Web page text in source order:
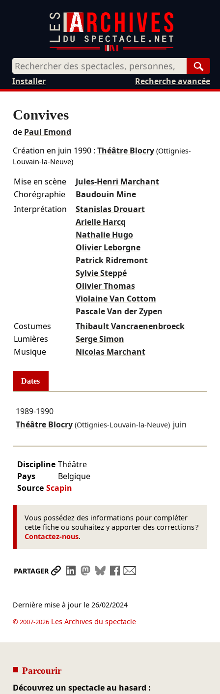
Recherche avancée
Installer
Convives
de Paul Emond
Création en juin 1990: Théâtre Blocry(Ottignies-
Louvain-la-Neuve)
Mise en scène
Jules-Henri Marchant
Chorégraphie
Baudouin Mine
Interprétation
Stanislas Drouart
Arielle Harcq
Nathalie Hugo
Olivier Leborgne
Patrick Ridremont
Sylvie Steppé
Olivier Thomas
Violaine Van Cottom
Pascale Van der Zypen
Costumes
Thibault Vancraenenbroeck
Lumières
Serge Simon
Musique
Nicolas Marchant
Dates
1989-1990
Théâtre Blocry(Ottignies-Louvain-la-Neuve) juin
Discipline Théâtre
Pays
Belgique
Source Scapin
Vous possédez des informations pour compléter
cette fiche ou souhaitez y apporter des corrections ?
Contactez-nous.
PARTAGER Partager le lien
Partager sur LinkedIn
Partager sur Mastodon
Partager sur Bluesky
Partager sur Facebook
Dernière mise à jour le 26/02/2024
© 2007-2026Les Archives du spectacle
Parcourir
Découvrez un spectacle au hasard :